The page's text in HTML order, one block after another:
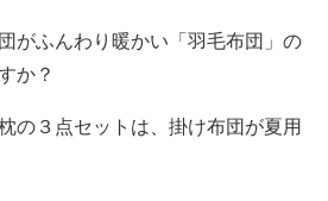
がふんわり暖かい「羽毛布団」の
か？
の３点セットは、掛け布団が夏用